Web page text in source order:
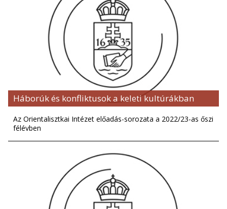
Háborúk és konfliktusok a keleti kultúrákban
Az Orientalisztkai Intézet előadás-sorozata a 2022/23-as őszi
félévben